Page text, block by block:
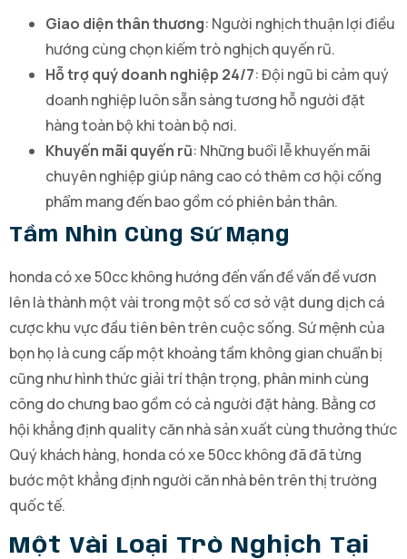
Giao diện thân thương: Người nghịch thuận lợi điều
hướng cùng chọn kiếm trò nghịch quyến rũ.
Hỗ trợ quý doanh nghiệp 24/7: Đội ngũ bi cảm quý
doanh nghiệp luôn sẵn sàng tương hỗ người đặt
hàng toàn bộ khi toàn bộ nơi.
Khuyến mãi quyến rũ: Những buổi lễ khuyến mãi
chuyên nghiệp giúp nâng cao có thêm cơ hội cống
phẩm mang đến bao gồm có phiên bản thân.
Tầm Nhìn Cùng Sứ Mạng
honda có xe 50cc không hướng đến vấn đề vấn đề vươn
lên là thành một vài trong một số cơ sở vật dung dịch cá
cược khu vực đầu tiên bên trên cuộc sống. Sứ mệnh của
bọn họ là cung cấp một khoảng tầm không gian chuẩn bị
cũng như hình thức giải trí thận trọng, phân minh cùng
công do chưng bao gồm có cả người đặt hàng. Bằng cơ
hội khẳng định quality căn nhà sản xuất cùng thưởng thức
Quý khách hàng, honda có xe 50cc không đã đã từng
bước một khẳng định người căn nhà bên trên thị trường
quốc tế.
Một Vài Loại Trò Nghịch Tại